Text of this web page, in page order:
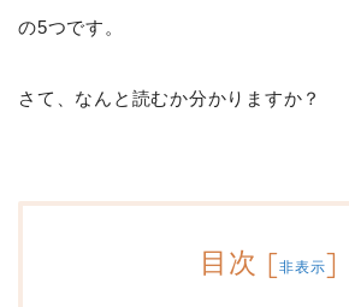
の5つです。
さて、なんと読むか分かりますか？
目次 [非表示]